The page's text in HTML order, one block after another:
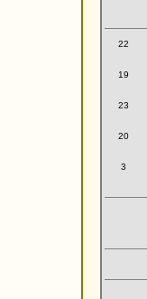
22
19
23
20
3